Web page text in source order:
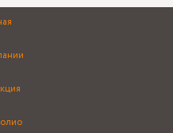
выбирать размер только
оно оставляет
широкий багет